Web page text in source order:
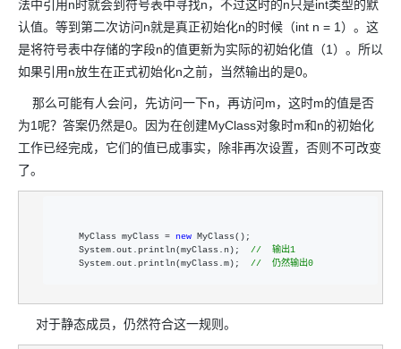
法中引用n时就会到符号表中寻找n，不过这时的n只是int类型的默
认值。等到第二次访问n就是真正初始化n的时候（int n = 1）。这
是将符号表中存储的字段n的值更新为实际的初始化值（1）。所以
如果引用n放生在正式初始化n之前，当然输出的是0。
那么可能有人会问，先访问一下n，再访问m，这时m的值是否
为1呢？答案仍然是0。因为在创建MyClass对象时m和n的初始化
工作已经完成，它们的值已成事实，除非再次设置，否则不可改变
了。
    MyClass myClass =
new MyClass();
    System.out.println(myClass.n);
//
  输出1
    System.out.println(myClass.m);
//
  仍然输出0
对于静态成员，仍然符合这一规则。